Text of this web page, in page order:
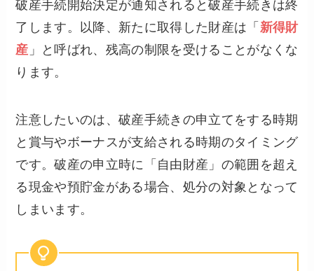
破産手続開始決定が通知されると破産手続きは終
了します。以降、新たに取得した財産は「 新得財
産 」と呼ばれ、残高の制限を受けることがなくな
ります。
注意したいのは、破産手続きの申立てをする時期
と賞与やボーナスが支給される時期のタイミング
です。破産の申立時に「自由財産」の範囲を超え
る現金や預貯金がある場合、処分の対象となって
しまいます。